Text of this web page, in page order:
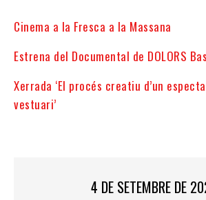
Cinema a la Fresca a la Massana
Estrena del Documental de DOLORS
Xerrada ‘El procés creatiu d’un
vestuari’
4 DE SETEMBRE DE